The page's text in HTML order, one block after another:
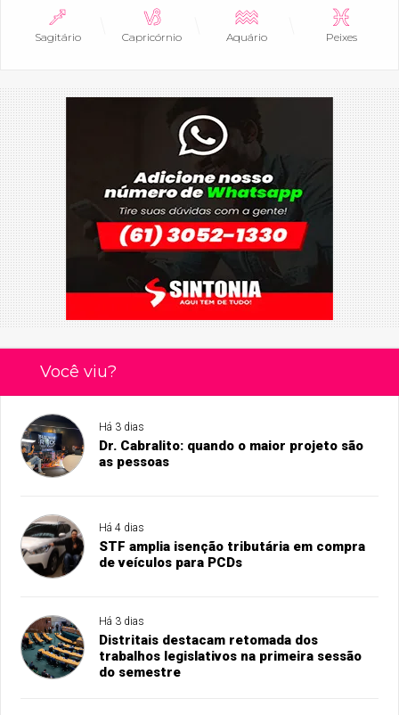
Sagitário Capricórnio Aquário Peixes
Você viu?
Há 3 dias
Dr. Cabralito: quando o maior projeto são
as pessoas
Há 4 dias
STF amplia isenção tributária em compra
de veículos para PCDs
Há 3 dias
Distritais destacam retomada dos
trabalhos legislativos na primeira sessão
do semestre